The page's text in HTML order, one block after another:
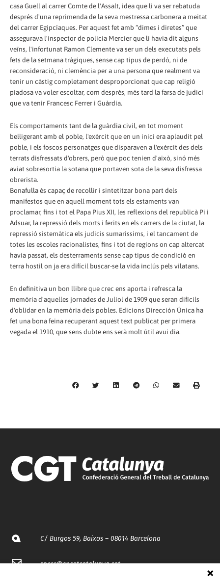
casa Guell al carrer Comte de l'Assalt, idea que li va ser rebatuda
després d'una reprimenda de la seva mestressa carbonera a meitat
del carrer Egipcíaques. Per aquest fet amb “dimes i diretes” que
assegurava l'inspector de policia Mercier que li havia dit alguns
veïns, l'infortunat Ramon Clemente va ser un dels executats pels
fets de la setmana tràgiques, sense cap tipus de perdó, ni de
reconsideració, ni clemència per a una persona que realment va
tenir un càstig completament desproporcionat que cap religió
piadosa va voler escoltar, com després, més tard la farsa de judici
que va tenir Francesc Ferrer i Guàrdia.
Els comportaments tant de la guàrdia civil, en tot moment
bel·ligerant amb el poble, l'exèrcit que en un inici era aplaudit pel
poble, i els foscos personatges que disparaven a l'exèrcit des dels
terrats disfressats d'obrers, però que poc tenien d'això, sinó més
aviat sobresortia la sotana que portaven sota de la seva disfressa
obrerista.
Bonafulla és capaç de recollir i sintetitzar bona part dels
manifestos que en aquell moment tots els estaments van
proclamar, fins i tot el Papa Pius XII, les reflexions del republicà Pi i
Adsuar, la repressió dels morts i ferits en els carrers de la ciutat, la
repressió sistemàtica els judicis sumaríssims, i el tancament de
totes les escoles racionalistes, fins i tot de regions on cap altercat
havia passat, els desterraments sense cap tipus de condició en
terra hostil on ja era difícil buscar-se la vida inclús pels vilatans.
En definitiva un bon llibre que crec ens aporta i refresca la
memòria d'aquelles jornades de Juliol de 1909 que seran difícils
d'oblidar en la memòria dels pobles. Edicions Dirección Única ha
fet una bona feina recuperant aquest text publicat per primera
vegada el 1910, que sens dubte ens serà molt útil avui dia.
C/ Burgos 59, Baixos – 08014 Barcelona
spccc@spcgtcatalunya.cat